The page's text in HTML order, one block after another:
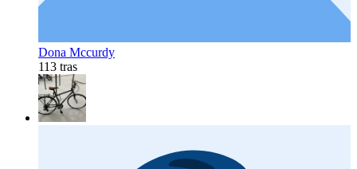
Dona Mccurdy
113 tras